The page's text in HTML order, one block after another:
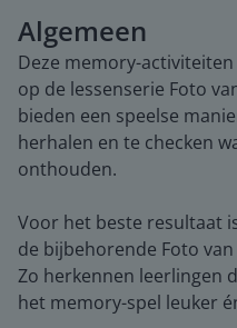
Algemeen
Deze memory-
op de lessenserie Foto
bieden een speelse
herhalen en te checken
onthouden.
Voor het beste resultaat
de bijbehorende Foto
Zo herkennen leerlingen
het memory-spel leuker